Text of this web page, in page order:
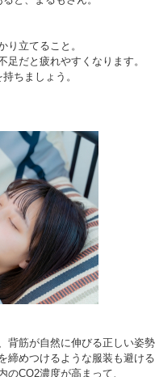
り立てること。
足だと疲れやすくなります。
ちましょう。
背筋が自然に伸びる正しい姿
締めつけるような服装も避け
CO2濃度が高まって、